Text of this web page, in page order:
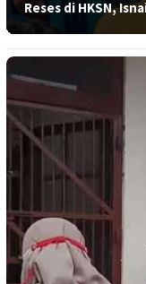
Reses di HKSN,